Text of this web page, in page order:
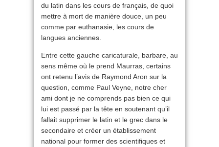
du latin dans les cours de français, de quoi
mettre à mort de manière douce, un peu
comme par euthanasie, les cours de
langues anciennes.
Entre cette gauche caricaturale, barbare, au
sens même où le prend Maurras, certains
ont retenu l’avis de Raymond Aron sur la
question, comme Paul Veyne, notre cher
ami dont je ne comprends pas bien ce qui
lui est passé par la tête en soutenant qu’il
fallait supprimer le latin et le grec dans le
secondaire et créer un établissement
national pour former des scientifiques et